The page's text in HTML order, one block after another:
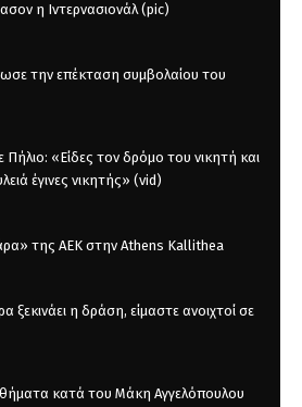
η Ιντερνασιονάλ (pic)
την επέκταση συμβολαίου του
Πήλιο: «Είδες τον δρόμο του νικητή και
έγινες νικητής» (vid)
της ΑΕΚ στην Athens Kallithea
ξεκινάει η δράση, είμαστε ανοιχτοί σε
κατά του Μάκη Αγγελόπουλου